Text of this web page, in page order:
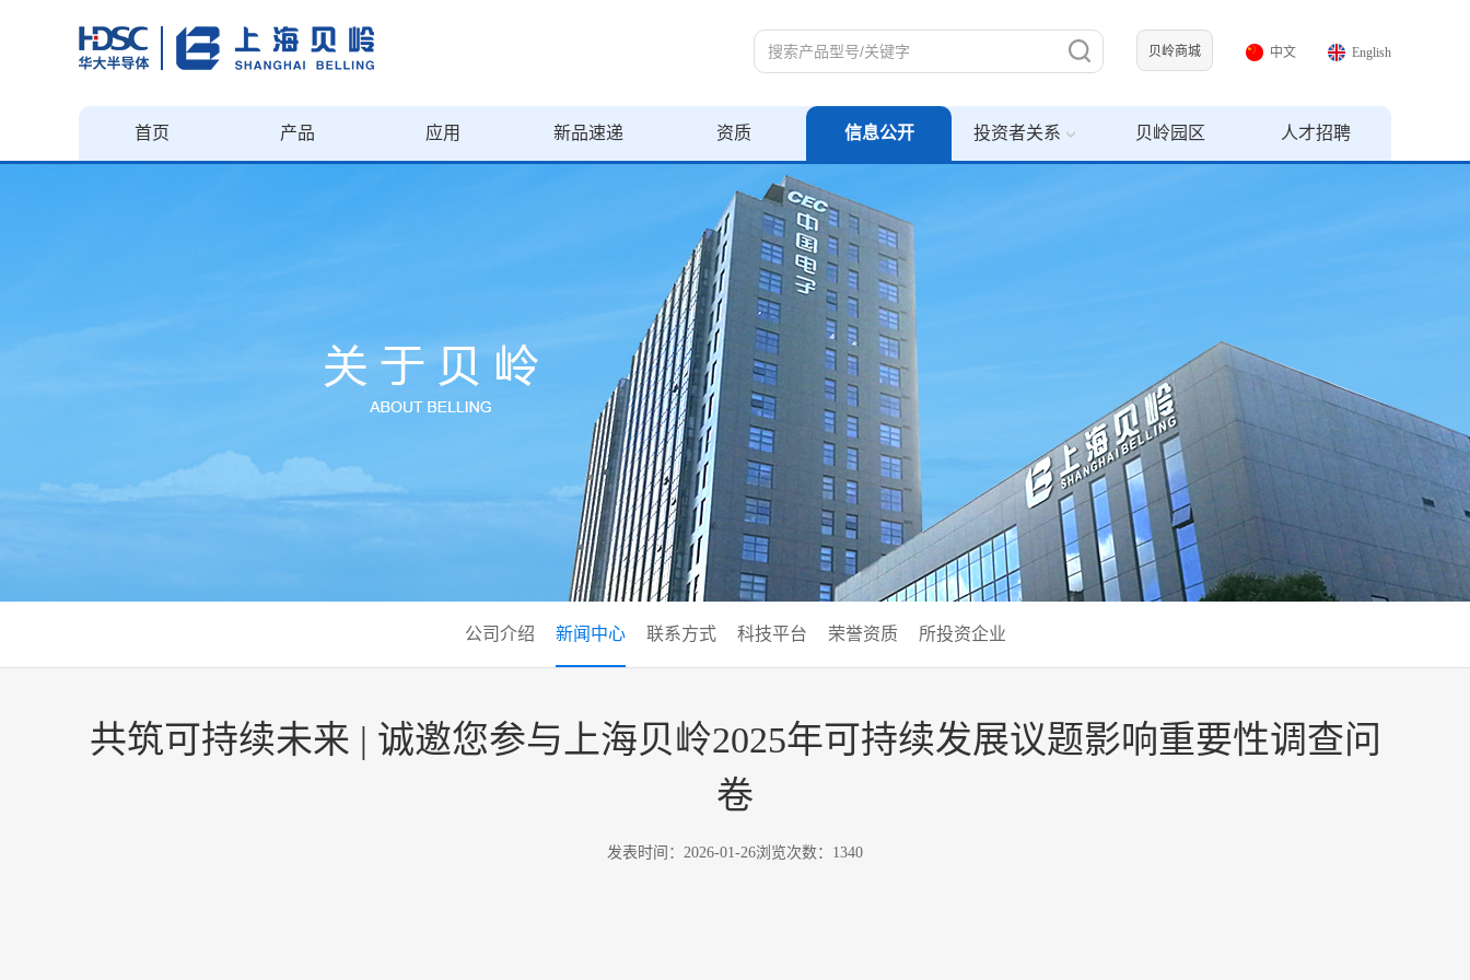
中文 English
贝岭商城
首页 产品 应用 新品速递 资质 信息公开 投资者关系 贝岭园区 人才招聘
公司介绍 新闻中心 联系方式 科技平台 荣誉资质 所投资企业
共筑可持续未来 | 诚邀您参与上海贝岭2025年可持续发展议题影响重要性调查问
卷
发表时间：2026-01-26浏览次数：1340